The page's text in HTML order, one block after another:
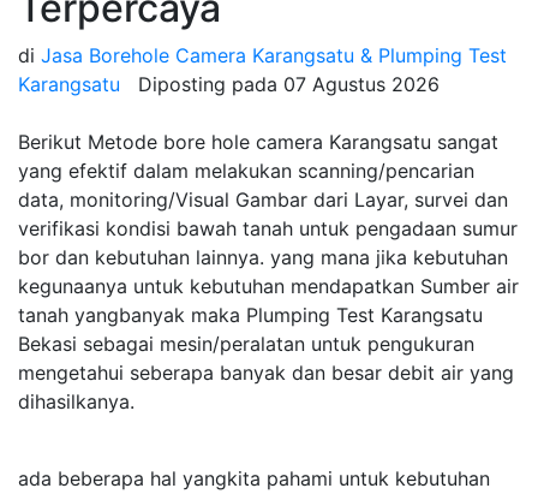
di Jasa Borehole Camera Karangsatu & Plumping Test
Karangsatu
Diposting pada 07 Agustus 2026
Berikut Metode bore hole camera Karangsatu sangat
yang efektif dalam melakukan scanning/pencarian
data, monitoring/Visual Gambar dari Layar, survei dan
verifikasi kondisi bawah tanah untuk pengadaan sumur
bor dan kebutuhan lainnya. yang mana jika kebutuhan
kegunaanya untuk kebutuhan mendapatkan Sumber air
tanah yangbanyak maka Plumping Test Karangsatu
Bekasi sebagai mesin/peralatan untuk pengukuran
mengetahui seberapa banyak dan besar debit air yang
dihasilkanya.
ada beberapa hal yangkita pahami untuk kebutuhan